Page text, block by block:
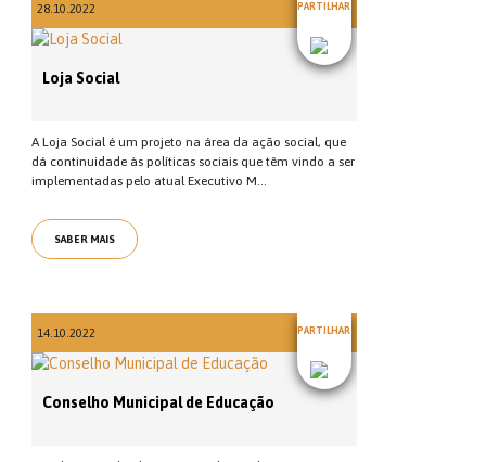
28.10.2022 PARTILHAR
Loja Social
A Loja Social é um projeto na área da ação social, que
dá continuidade às políticas sociais que têm vindo a ser
implementadas pelo atual Executivo M...
SABER MAIS
14.10.2022 PARTILHAR
Conselho Municipal de Educação